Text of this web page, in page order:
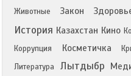
Животные
Закон
История Казахстан Кино
Коррупция Косметичка
Литература Лытдыбр